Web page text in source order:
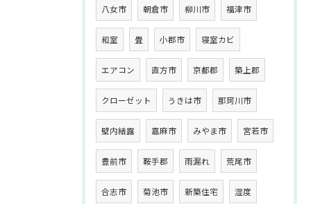
八女市 朝倉市 柳川市 福津市
和室 畳 小郡市 寝室カビ
エアコン 直方市 京都郡 築上郡
クローゼット うきは市 那珂川市
壁内結露 嘉麻市 みやま市 宮若市
豊前市 鞍手郡 雨漏れ 荒尾市
合志市 菊池市 新築住宅 湿度